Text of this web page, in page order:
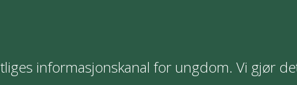
informasjonskanal for ungdom. Vi gjør